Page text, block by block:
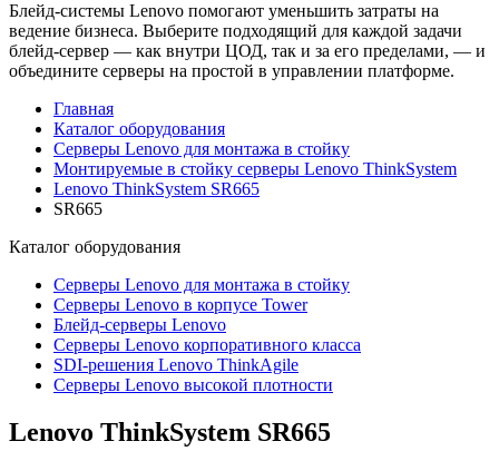
Блейд-системы Lenovo помогают уменьшить затраты на
ведение бизнеса. Выберите подходящий для каждой задачи
блейд-сервер — как внутри ЦОД, так и за его пределами, — и
объедините серверы на простой в управлении платформе.
Главная
Каталог оборудования
Серверы Lenovo для монтажа в стойку
Монтируемые в стойку серверы Lenovo ThinkSystem
Lenovo ThinkSystem SR665
SR665
Каталог оборудования
Серверы Lenovo для монтажа в стойку
Серверы Lenovo в корпусе Tower
Блейд-серверы Lenovo
Cерверы Lenovo корпоративного класса
SDI-решения Lenovo ThinkAgile
Серверы Lenovo высокой плотности
Lenovo ThinkSystem SR665